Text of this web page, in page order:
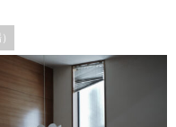
、それに合わせて現場で
した。